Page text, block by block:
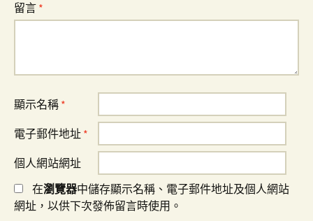
留言 *
顯示名稱 *
電子郵件地址 *
個人網站網址
在瀏覽器中儲存顯示名稱、電子郵件地址及個人網站
網址，以供下次發佈留言時使用。